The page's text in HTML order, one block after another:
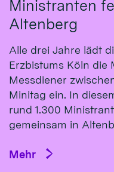
Ministranten
Altenberg
Alle drei Jahre lädt
Erzbistums Köln die
Messdiener
Minitag ein. In
rund 1.300
gemeinsam in
Mehr